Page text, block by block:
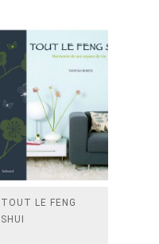
TOUT LE FENG
SHUI